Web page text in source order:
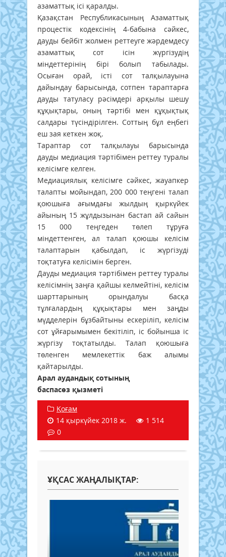
азаматтық ісі қаралды.
Қазақстан Республикасының Азаматтық
процестік кодексінің 4-бабына сәйкес,
дауды бейбіт жолмен реттеуге жәрдемдесу
азаматтық сот ісін жүргізудің
міндеттерінің бірі болып табылады.
Осыған орай, істі сот талқылауына
дайындау барысында, сотпен тараптарға
дауды татуласу рәсімдері арқылы шешу
құқықтары, оның тәртібі мен құқықтық
салдары түсіндірілген. Соттың бұл еңбегі
еш зая кеткен жоқ.
Тараптар сот талқылауы барысында
дауды медиация тәртібімен реттеу туралы
келісімге келген.
Медиациялық келісімге сәйкес, жауапкер
талапты мойындап, 200 000 теңгені талап
қоюшыға ағымдағы жылдың қыркүйек
айының 15 жұлдызынан бастап ай сайын
15 000 теңгеден төлеп тұруға
міндеттенген, ал талап қоюшы келісім
талаптарын қабылдап, іс жүргізуді
тоқтатуға келісімін берген.
Дауды медиация тәртібімен реттеу туралы
келісімнің заңға қайшы келмейтіні, келісім
шарттарының орындалуы басқа
тұлғалардың құқықтары мен заңды
мүдделерін бұзбайтыны ескеріліп, келісім
сот ұйғарымымен бекітіліп, іс бойынша іс
жүргізу тоқтатылды. Талап қоюшыға
төленген мемлекеттік баж алымы
қайтарылды.
Арал аудандық сотының
баспасөз қызметі
Қоғам
14 қыркүйек 2018 ж.
1 514
0
ҰҚСАС ЖАҢАЛЫҚТАР: